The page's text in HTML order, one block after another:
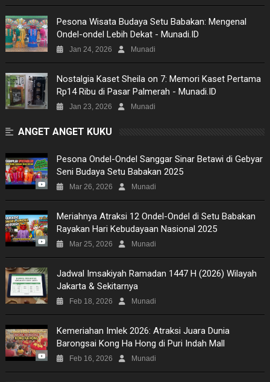
PICTURES
SITEMAP
Pesona Wisata Budaya Setu Babakan: Mengenal
Ondel-ondel Lebih Dekat - Munadi.ID
Jan 24, 2026 Munadi
Nostalgia Kaset Sheila on 7: Memori Kaset Pertama
Rp14 Ribu di Pasar Palmerah - Munadi.ID
Jan 23, 2026 Munadi
ANGET ANGET KUKU
Pesona Ondel-Ondel Sanggar Sinar Betawi di Gebyar
Seni Budaya Setu Babakan 2025
Mar 26, 2026 Munadi
Meriahnya Atraksi 12 Ondel-Ondel di Setu Babakan
Rayakan Hari Kebudayaan Nasional 2025
Mar 25, 2026 Munadi
Jadwal Imsakiyah Ramadan 1447 H (2026) Wilayah
Jakarta & Sekitarnya
Feb 18, 2026 Munadi
Kemeriahan Imlek 2026: Atraksi Juara Dunia
Barongsai Kong Ha Hong di Puri Indah Mall
Feb 16, 2026 Munadi